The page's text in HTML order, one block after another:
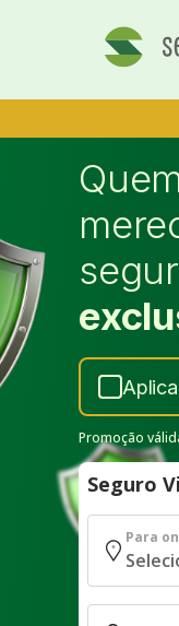
Promoção
Seguro
Para